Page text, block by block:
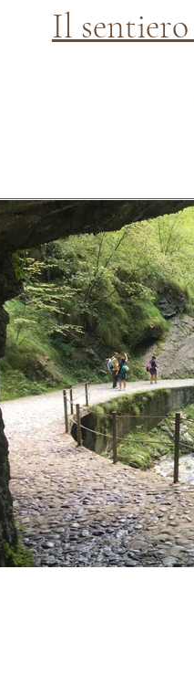
Il